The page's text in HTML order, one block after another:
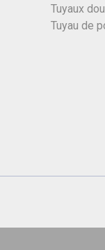
Tuyaux
Tuyau de